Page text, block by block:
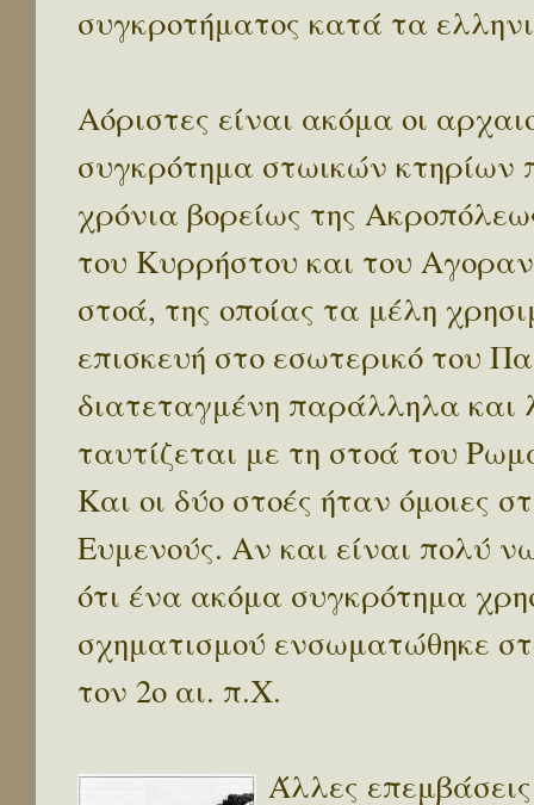
συγκροτήματος κατά τα
Αόριστες είναι ακόμα οι
συγκρότημα στωικών κτηρίων
χρόνια βορείως της
του Κυρρήστου και του
στοά, της οποίας τα μέλη
επισκευή στο εσωτερικό του
διατεταγμένη παράλληλα και
ταυτίζεται με τη στοά του
Και οι δύο στοές ήταν όμοιες
Ευμενούς. Αν και είναι πολύ
ότι ένα ακόμα συγκρότημα
σχηματισμού ενσωματώθηκε
τον 2ο αι. π.Χ.
Άλλες